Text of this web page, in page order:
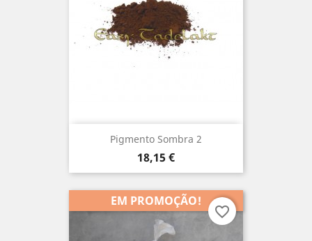
Pigmento Sombra 2
Preço
18,15 €
EM PROMOÇÃO!
favorite_border